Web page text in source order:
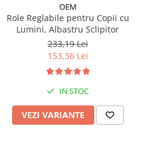
OEM
Role Reglabile pentru Copii cu
Lumini, Albastru Sclipitor
233,19 Lei
153,36 Lei
IN STOC
VEZI VARIANTE